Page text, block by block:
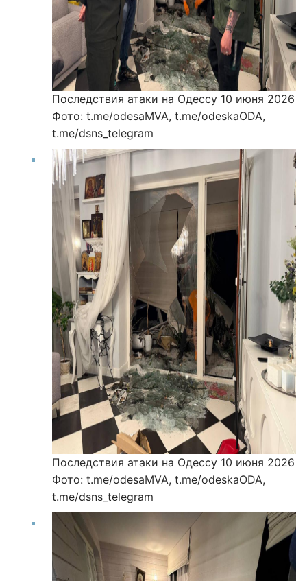
Последствия атаки на Одессу 10 июня 2026
Фото: t.me/odesaMVA, t.me/odeskaODA,
t.me/dsns_telegram
Последствия атаки на Одессу 10 июня 2026
Фото: t.me/odesaMVA, t.me/odeskaODA,
t.me/dsns_telegram